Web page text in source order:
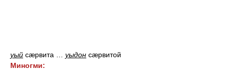
уый сæрвита уыдон сæрвитой
Миногми: